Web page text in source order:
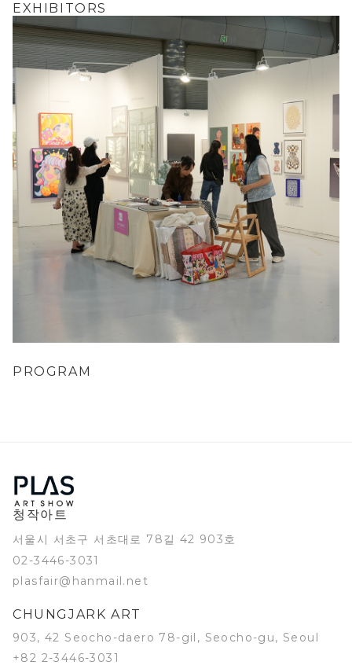
EXHIBITORS
PROGRAM
청작아트
서울시 서초구 서초대로 78길 42 903호
02-3446-3031
plasfair@hanmail.net
CHUNGJARK ART
903, 42 Seocho-daero 78-gil, Seocho-gu, Seoul
+82 2-3446-3031